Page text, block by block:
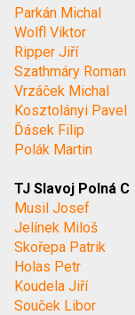
Parkán Michal
Wolfl Viktor
Ripper Jiří
Szathmáry Roman
Vrzáček Michal
Kosztolányi Pavel
Ďásek Filip
Polák Martin
TJ Slavoj Polná C
Musil Josef
Jelínek Miloš
Skořepa Patrik
Holas Petr
Koudela Jiří
Souček Libor